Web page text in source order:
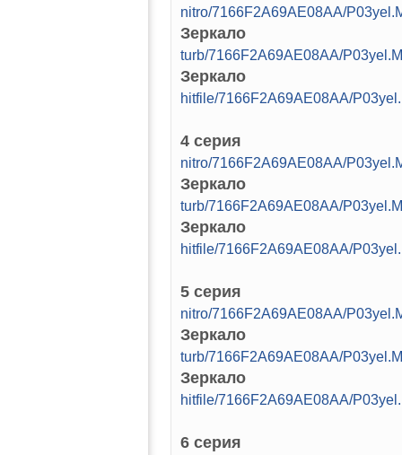
nitro/7166F2A69AE08AA/
Зеркало
turb/7166F2A69AE08AA/
Зеркало
hitfile/7166F2A69AE08AA/
4 серия
nitro/7166F2A69AE08AA/
Зеркало
turb/7166F2A69AE08AA/
Зеркало
hitfile/7166F2A69AE08AA/
5 серия
nitro/7166F2A69AE08AA/
Зеркало
turb/7166F2A69AE08AA/
Зеркало
hitfile/7166F2A69AE08AA/
6 серия